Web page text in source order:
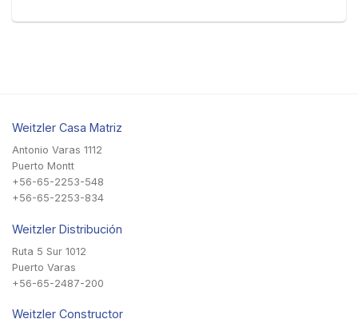
Weitzler Casa Matriz
Antonio Varas 1112
Puerto Montt
+56-65-2253-548
+56-65-2253-834
Weitzler Distribución
Ruta 5 Sur 1012
Puerto Varas
+56-65-2487-200
Weitzler Constructor